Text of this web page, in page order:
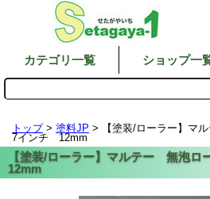
カテゴリ一覧 ショップ一
トップ> 塗料JP > 【塗装/ローラー】
7インチ 12mm